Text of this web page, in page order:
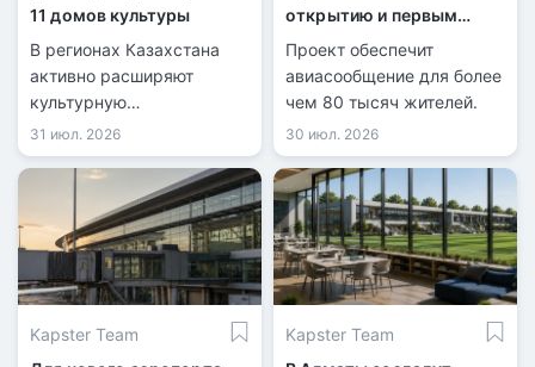
11 домов культуры
В регионах Казахстана
активно расширяют
культурную
инфраструктуру.
31 июл. 2026
открытию и первым
рейсам
Проект обеспечит
авиасообщение для более
чем 80 тысяч жителей.
30 июл. 2026
Kapster Team
Kapster Team